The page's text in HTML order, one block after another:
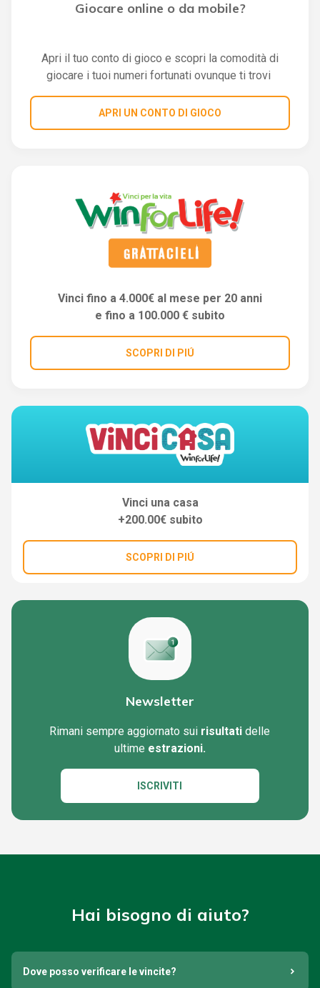
Giocare online o da mobile?
Apri il tuo conto di gioco e scopri la comodità di
giocare i tuoi numeri fortunati ovunque ti trovi
APRI UN CONTO DI GIOCO
Vinci fino a 4.000€ al mese per 20 anni
e fino a 100.000 € subito
SCOPRI DI PIÚ
Vinci una casa
+200.00€ subito
SCOPRI DI PIÚ
Newsletter
Rimani sempre aggiornato sui risultati delle
ultime estrazioni.
ISCRIVITI
Hai bisogno di aiuto?
Dove posso verificare le vincite?